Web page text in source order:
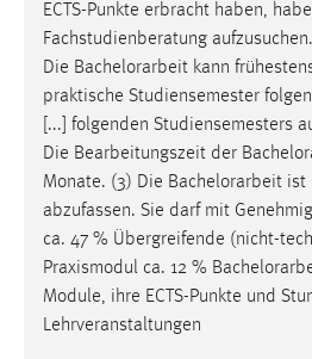
ECTS-Punkte erbracht haben,
Fachstudienberatung
Die Bachelorarbeit kann
praktische Studiensemester
[...] folgenden Studiensemesters
Die Bearbeitungszeit der
Monate. (3) Die Bachelorarbeit ist
abzufassen. Sie darf mit
ca. 47 % Übergreifende (nicht-
Praxismodul ca. 12 %
Module, ihre ECTS-Punkte und
Lehrveranstaltungen